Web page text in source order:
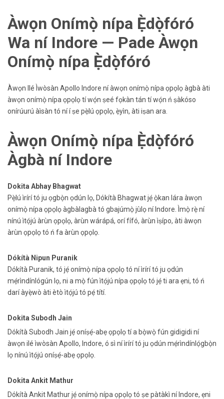
Àwọn Onímọ̀ nípa Ẹ̀dọ̀fóró
Wa ní Indore — Pade Àwọn
Onímọ̀ nípa Ẹ̀dọ̀fóró
Àwọn Ilé Ìwòsàn Apollo Indore ní àwọn onímọ̀ nípa ọpọlọ àgbà àti
àwọn onímọ̀ nípa ọpọlọ tí wọ́n ṣeé fọkàn tán tí wọ́n ń ṣàkóso
onírúurú àìsàn tó ní í ṣe pẹ̀lú ọpọlọ, ẹ̀yìn, àti iṣan ara.
Àwọn Onímọ̀ nípa Ẹ̀dọ̀fóró
Àgbà ní Indore
Dokita Abhay Bhagwat
Pẹ̀lú ìrírí tó ju ọgbọ̀n ọdún lọ, Dókítà Bhagwat jẹ́ ọ̀kan lára ​​àwọn
onímọ̀ nípa ọpọlọ àgbàlagbà tó gbajúmọ̀ jùlọ ní Indore. Ìmọ̀ rẹ̀ ní
nínú ìtọ́jú àrùn ọpọlọ, àrùn wárápá, orí fífó, àrùn ìṣípo, àti àwọn
àrùn ọpọlọ tó ń fa àrùn ọpọlọ.
Dókítà Nipun Puranik
Dókítà Puranik, tó jẹ́ onímọ̀ nípa ọpọlọ tó ní ìrírí tó ju ọdún
mẹ́rìndínlógún lọ, ni a mọ̀ fún ìtọ́jú nípa ọpọlọ tó jẹ́ ti ara ẹni, tó ń
darí àyẹ̀wò àti ètò ìtọ́jú tó pẹ́ títí.
Dokita Subodh Jain
Dókítà Subodh Jain jẹ́ oníṣẹ́-abẹ ọpọlọ tí a bọ̀wọ̀ fún gidigidi ní
àwọn ilé ìwòsàn Apollo, Indore, ó sì ní ìrírí tó ju ọdún mẹ́rìndínlọ́gbọ̀n
lọ nínú ìtọ́jú oníṣẹ́-abẹ ọpọlọ.
Dokita Ankit Mathur
Dókítà Ankit Mathur jẹ́ onímọ̀ nípa ọpọlọ tó ṣe pàtàkì ní Indore, ẹni